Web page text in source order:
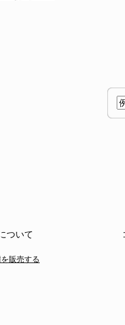
ついて
販売する